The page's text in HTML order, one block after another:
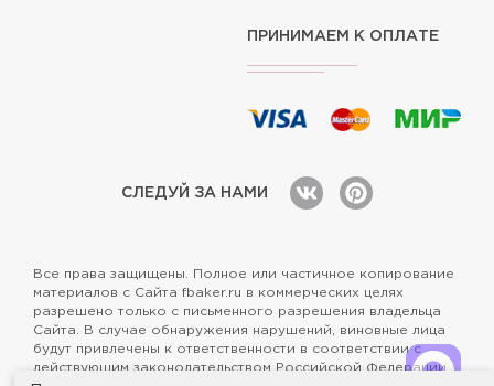
ПРИНИМАЕМ К ОПЛАТЕ
СЛЕДУЙ ЗА НАМИ
Все права защищены. Полное или частичное копирование
материалов с Сайта fbaker.ru в коммерческих целях
разрешено только с письменного разрешения владельца
Сайта. В случае обнаружения нарушений, виновные лица
будут привлечены к ответственности в соответствии с
действующим законодательством Российской Федерации.